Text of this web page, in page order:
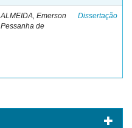
ALMEIDA, Emerson
Pessanha de
Dissertação